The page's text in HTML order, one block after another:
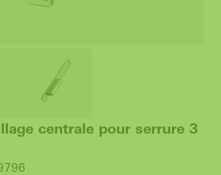
centrale pour serrure 3